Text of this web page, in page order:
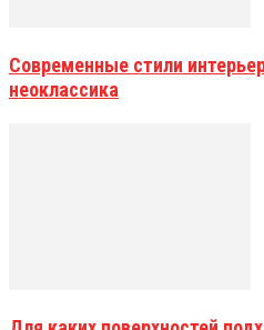
Современные стили
неоклассика